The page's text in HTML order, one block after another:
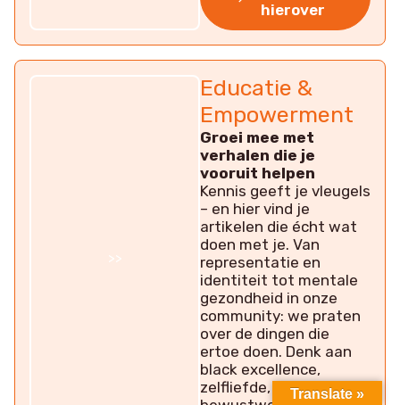
hierover
Educatie &
Empowerment
Groei mee met
verhalen die je
vooruit helpen
Kennis geeft je vleugels
– en hier vind je
artikelen die écht wat
doen met je. Van
representatie en
identiteit tot mentale
gezondheid in onze
community: we praten
over de dingen die
ertoe doen. Denk aan
black excellence,
zelfliefde, en raciale
>>
Translate »